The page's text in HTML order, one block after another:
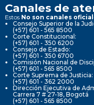
Canales de
Estos No son canales
Consejo Superior de la
(+57) 601 - 565 8500
Corte Constitucional:
(+57) 601 - 350 6200
Consejo de Estado:
(+57) 601 - 350 6700
Comisión Nacional de
(+57) 601 - 565 8500
Corte Suprema de Justicia:
(+57) 601 - 362 2000
Dirección Ejecutiva de
Carrera 7 # 27-18, Bogotá
(+57) 601 - 565 8500